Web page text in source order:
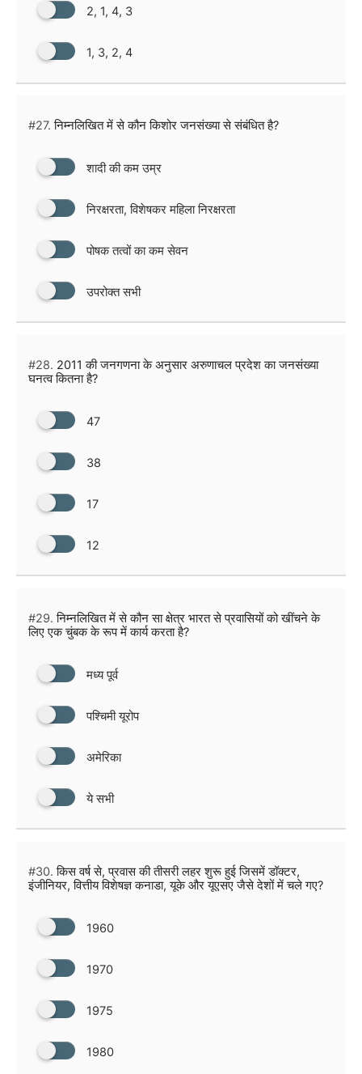
2, 1, 4, 3
1, 3, 2, 4
#27. निम्नलिखित में से कौन किशोर जनसंख्या से संबंधित है?
शादी की कम उम्र
निरक्षरता, विशेषकर महिला निरक्षरता
पोषक तत्वों का कम सेवन
उपरोक्त सभी
#28. 2011 की जनगणना के अनुसार अरुणाचल प्रदेश का जनसंख्या
घनत्व कितना है?
47
38
17
12
#29. निम्नलिखित में से कौन सा क्षेत्र भारत से प्रवासियों को खींचने के
लिए एक चुंबक के रूप में कार्य करता है?
मध्य पूर्व
पश्चिमी यूरोप
अमेरिका
ये सभी
#30. किस वर्ष से, प्रवास की तीसरी लहर शुरू हुई जिसमें डॉक्टर,
इंजीनियर, वित्तीय विशेषज्ञ कनाडा, यूके और यूएसए जैसे देशों में चले गए?
1960
1970
1975
1980